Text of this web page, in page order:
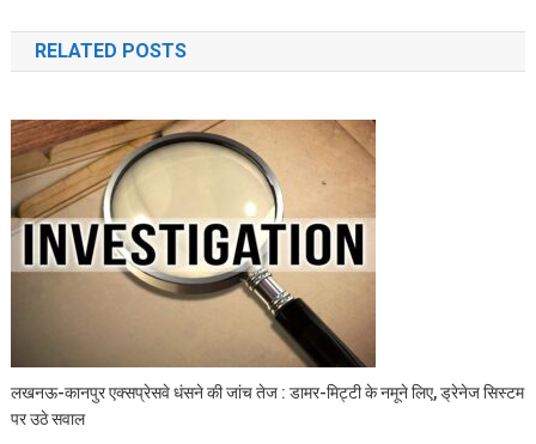
navigation
RELATED POSTS
लखनऊ-कानपुर एक्सप्रेसवे धंसने की जांच तेज : डामर-मिट्टी के नमूने लिए, ड्रेनेज सिस्टम
पर उठे सवाल